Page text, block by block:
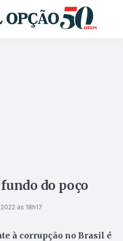
do poço
às 18h17
à corrupção no Brasil é